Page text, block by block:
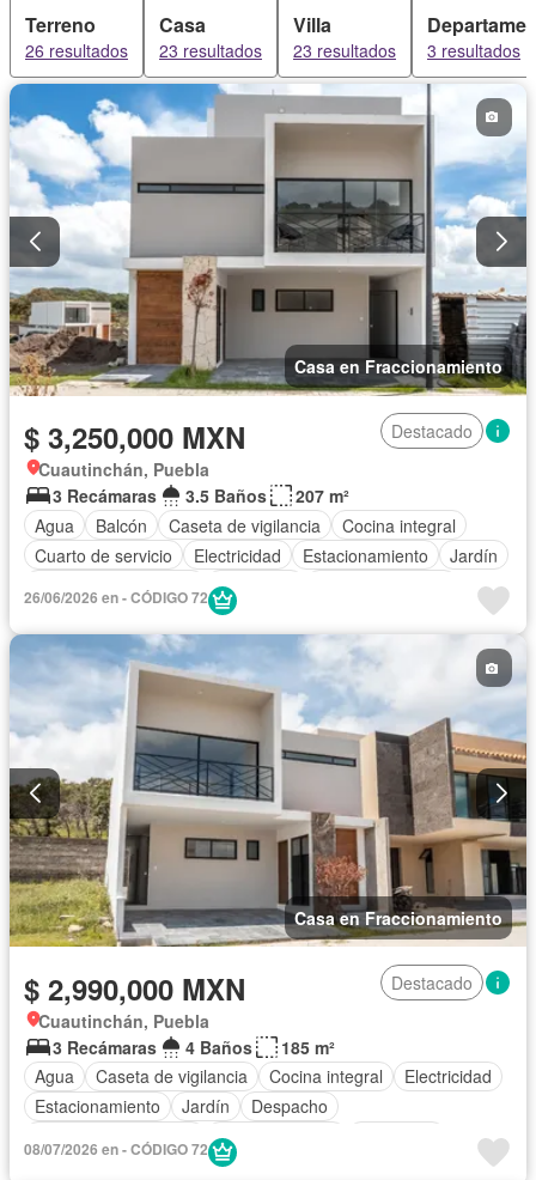
Terreno
26 resultados
Casa
23 resultados
Villa
23 resultados 3 resultados
Casa en Fraccionamiento
$ 3,250,000 MXN
Destacado
Cuautinchán, Puebla
3 Recámaras
3.5 Baños
207 m²
Agua
Balcón Caseta de vigilancia
Cocina integral
Cuarto de servicio
Electricidad Estacionamiento
Jardín
Recámara con closet
Seguridad
Sin amueblar
26/06/2026 en - CÓDIGO 72
Casa en Fraccionamiento
$ 2,990,000 MXN
Destacado
Cuautinchán, Puebla
3 Recámaras
4 Baños
185 m²
Agua
Caseta de vigilancia Cocina integral
Electricidad
Estacionamiento
Jardín
Despacho
Recámara con closet
Sala polivalente
Sin amueblar
08/07/2026 en - CÓDIGO 72